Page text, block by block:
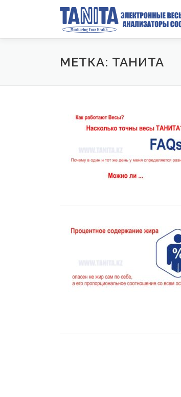
Перейти к содержимому
МЕТКА: ТАНИТА